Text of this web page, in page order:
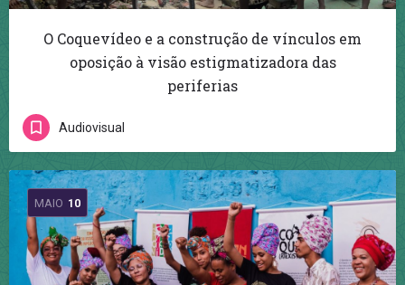
O Coquevídeo e a construção de vínculos em
oposição à visão estigmatizadora das
periferias
Audiovisual
MAIO 10